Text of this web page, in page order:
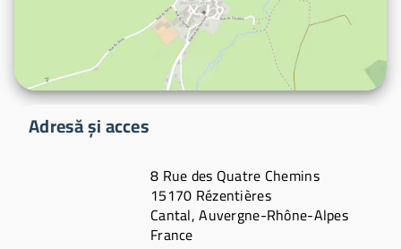
Adresă și acces
8 Rue des Quatre Chemins
15170 Rézentières
Cantal, Auvergne-Rhône-Alpes
France